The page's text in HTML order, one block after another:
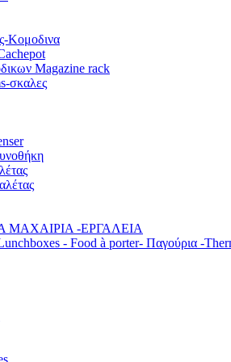
Κομοδινα
Magazine rack
σκαλες
ΜΑΧΑΙΡΙΑ -ΕΡΓΑΛΕΙΑ
- Food à porter- Παγούρια -